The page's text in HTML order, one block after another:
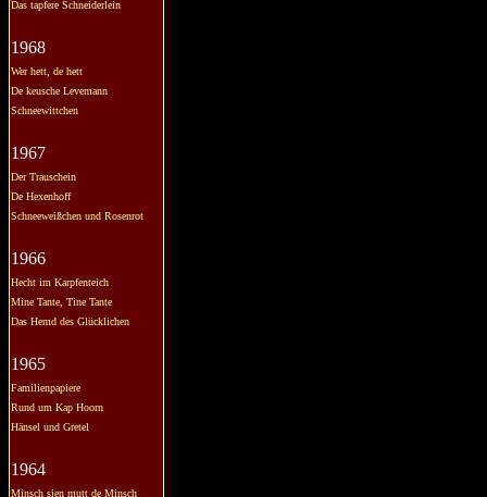
Das tapfere Schneiderlein
1968
Wer hett, de hett
De keusche Levemann
Schneewittchen
1967
Der Trauschein
De Hexenhoff
Schneeweißchen und Rosenrot
1966
Hecht im Karpfenteich
Mine Tante, Tine Tante
Das Hemd des Glücklichen
1965
Familienpapiere
Rund um Kap Hoorn
Hänsel und Gretel
1964
Minsch sien mutt de Minsch